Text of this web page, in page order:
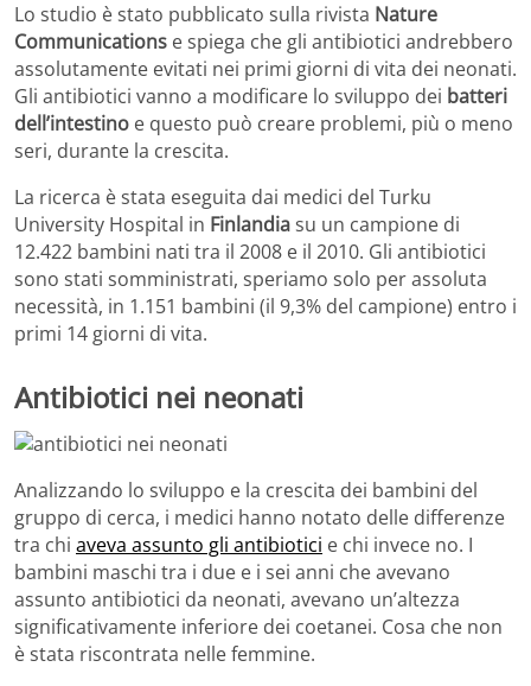
Lo studio è stato pubblicato sulla rivista Nature
Communications e spiega che gli antibiotici andrebbero
assolutamente evitati nei primi giorni di vita dei neonati.
Gli antibiotici vanno a modificare lo sviluppo dei batteri
dell’intestino e questo può creare problemi, più o meno
seri, durante la crescita.
La ricerca è stata eseguita dai medici del Turku
University Hospital in Finlandiasu un campione di
12.422 bambini nati tra il 2008 e il 2010. Gli antibiotici
sono stati somministrati, speriamo solo per assoluta
necessità, in 1.151 bambini (il 9,3% del campione) entro i
primi 14 giorni di vita.
Antibiotici nei neonati
Analizzando lo sviluppo e la crescita dei bambini del
gruppo di cerca, i medici hanno notato delle differenze
tra chi aveva assunto gli antibiotici e chi invece no. I
bambini maschi tra i due e i sei anni che avevano
assunto antibiotici da neonati, avevano un’altezza
significativamente inferiore dei coetanei. Cosa che non
è stata riscontrata nelle femmine.